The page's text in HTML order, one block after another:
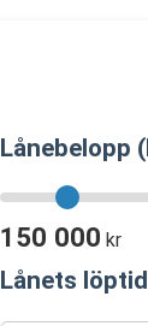
Lånebelopp
150 000 kr
Lånets